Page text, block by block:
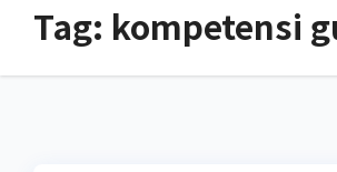
Tag: kompetensi